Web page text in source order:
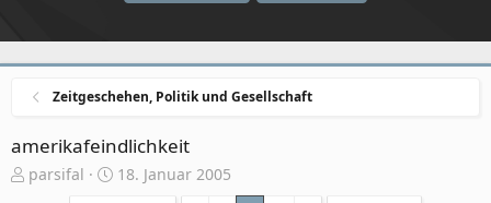
Zeitgeschehen, Politik und Gesellschaft
amerikafeindlichkeit
E
parsifal
E18. Januar 2005